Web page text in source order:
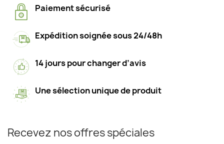
Paiement sécurisé
Expédition soignée sous 24/48h
14 jours pour changer d’avis
Une sélection unique de produit
Recevez nos offres spéciales